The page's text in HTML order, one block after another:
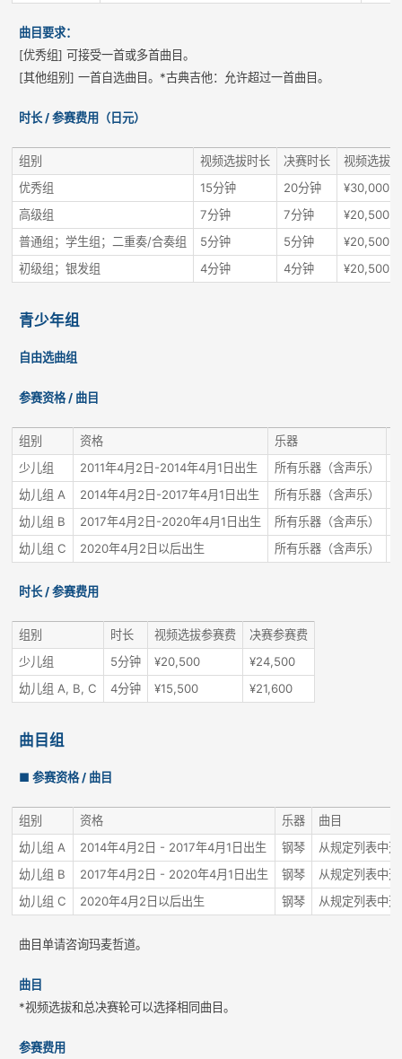
曲目要求：
[优秀组] 可接受一首或多首曲目。
[其他组别] 一首自选曲目。*古典吉他：允许超过一首曲目。
时长 / 参赛费用（日元）
组别 视频选拔时长 决赛时长
视频选拔
优秀组
15分钟 20分钟
¥30,000
高级组
7分钟 7分钟
¥20,500
普通组；学生组；二重奏/合奏组
5分钟 5分钟
¥20,500
初级组；银发组
4分钟 4分钟 ¥20,500
青少年组
自由选曲组
参赛资格 / 曲目
组别 资格 乐器
少儿组
2011年4月2日-2014年4月1日出生 所有乐器（含声乐）
幼儿组 A
2014年4月2日-2017年4月1日出生 所有乐器（含声乐）
幼儿组 B
2017年4月2日-2020年4月1日出生 所有乐器（含声乐）
幼儿组 C
2020年4月2日以后出生 所有乐器（含声乐）
时长 / 参赛费用
组别 时长 视频选拔参赛费
决赛参赛费
少儿组
5分钟 ¥20,500
¥24,500
幼儿组 A, B, C
4分钟 ¥15,500 ¥21,600
曲目组
■ 参赛资格 / 曲目
组别 资格 乐器
曲目
幼儿组 A
2014年4月2日 - 2017年4月1日出生 钢琴
从规定列表中
幼儿组 B
2017年4月2日 - 2020年4月1日出生 钢琴
从规定列表中
幼儿组 C
2020年4月2日以后出生 钢琴 从规定列表中
曲目单请咨询玛麦哲道。
曲目
*视频选拔和总决赛轮可以选择相同曲目。
参赛费用